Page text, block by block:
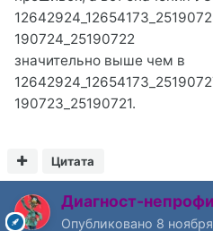
190724_25190722
значительно выше чем в
190723_25190721.
Цитата
Диагност-непрофи
Опубликовано 8